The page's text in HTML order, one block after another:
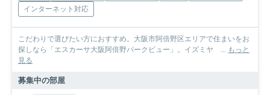
インターネット対応
こだわりで選びたい方におすすめ。大阪市阿倍野区エリアで住まいをお
探しなら「エスカーサ大阪阿倍野パークビュー」。イズミヤ ... もっと
見る
募集中の部屋